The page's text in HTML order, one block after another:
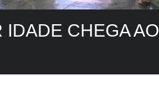
IDADE CHEGA AO